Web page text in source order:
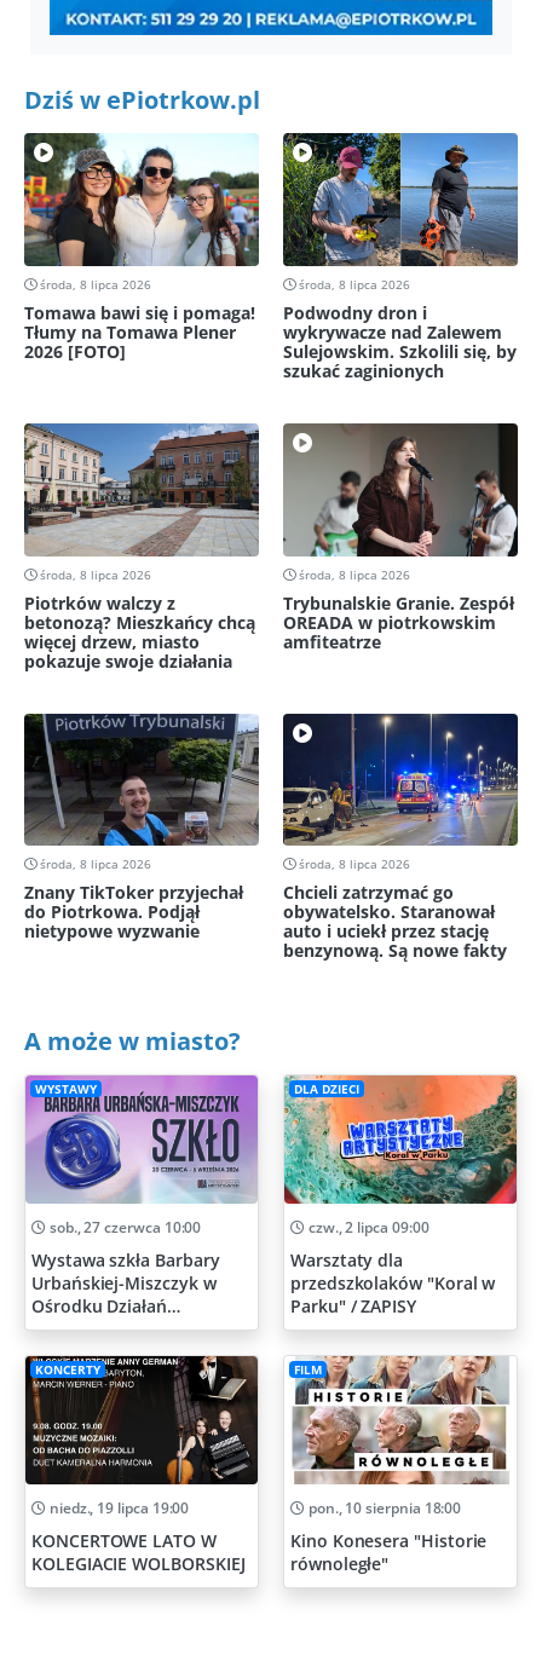
Dziś w ePiotrkow.pl
środa, 8 lipca 2026
Tomawa bawi się i pomaga!
Tłumy na Tomawa Plener
2026 [FOTO]
środa, 8 lipca 2026
Podwodny dron i
wykrywacze nad Zalewem
Sulejowskim. Szkolili się, by
szukać zaginionych
środa, 8 lipca 2026
Piotrków walczy z
betonozą? Mieszkańcy chcą
więcej drzew, miasto
pokazuje swoje działania
środa, 8 lipca 2026
Trybunalskie Granie. Zespół
OREADA w piotrkowskim
amfiteatrze
środa, 8 lipca 2026
Znany TikToker przyjechał
do Piotrkowa. Podjął
nietypowe wyzwanie
środa, 8 lipca 2026
Chcieli zatrzymać go
obywatelsko. Staranował
auto i uciekł przez stację
benzynową. Są nowe fakty
A może w miasto?
WYSTAWY
sob., 27 czerwca 10:00
Wystawa szkła Barbary
Urbańskiej-Miszczyk w
Ośrodku Działań
Artystycznych
DLA DZIECI
czw., 2 lipca 09:00
Warsztaty dla
przedszkolaków "Koral w
Parku" / ZAPISY
KONCERTY
niedz., 19 lipca 19:00
KONCERTOWE LATO W
KOLEGIACIE WOLBORSKIEJ
FILM
pon., 10 sierpnia 18:00
Kino Konesera "Historie
równoległe"